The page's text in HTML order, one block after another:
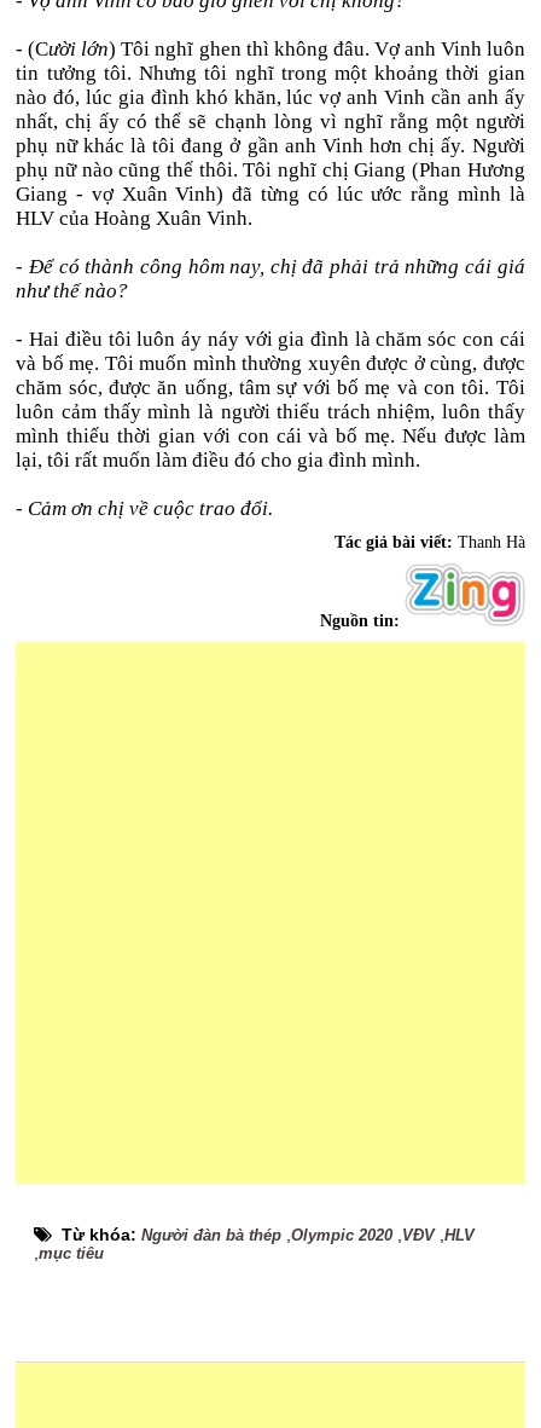
- (Cười lớn) Tôi nghĩ ghen thì không đâu. Vợ anh Vinh luôn
tin tưởng tôi. Nhưng tôi nghĩ trong một khoảng thời gian
nào đó, lúc gia đình khó khăn, lúc vợ anh Vinh cần anh ấy
nhất, chị ấy có thể sẽ chạnh lòng vì nghĩ rằng một người
phụ nữ khác là tôi đang ở gần anh Vinh hơn chị ấy. Người
phụ nữ nào cũng thế thôi. Tôi nghĩ chị Giang (Phan Hương
Giang - vợ Xuân Vinh) đã từng có lúc ước rằng mình là
HLV của Hoàng Xuân Vinh.
- Để có thành công hôm nay, chị đã phải trả những cái giá
như thế nào?
- Hai điều tôi luôn áy náy với gia đình là chăm sóc con cái
và bố mẹ. Tôi muốn mình thường xuyên được ở cùng, được
chăm sóc, được ăn uống, tâm sự với bố mẹ và con tôi. Tôi
luôn cảm thấy mình là người thiếu trách nhiệm, luôn thấy
mình thiếu thời gian với con cái và bố mẹ. Nếu được làm
lại, tôi rất muốn làm điều đó cho gia đình mình.
- Cảm ơn chị về cuộc trao đổi.
Tác giả bài viết: Thanh Hà
Nguồn tin:
Từ khóa:Người đàn bà thép ,Olympic 2020 VĐV,HLV
,mục tiêu